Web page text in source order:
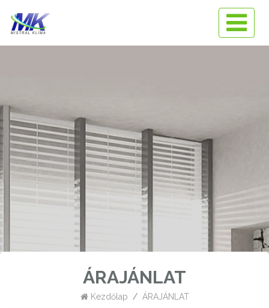
ÁRAJÁNLAT
Kezdőlap ÁRAJÁNLAT